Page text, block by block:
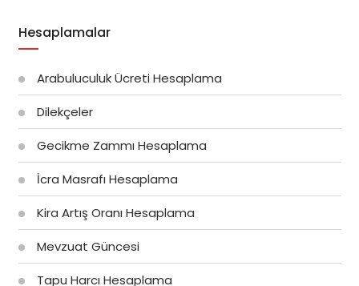
Hesaplamalar
Arabuluculuk Ücreti Hesaplama
Dilekçeler
Gecikme Zammı Hesaplama
İcra Masrafı Hesaplama
Kira Artış Oranı Hesaplama
Mevzuat Güncesi
Tapu Harcı Hesaplama